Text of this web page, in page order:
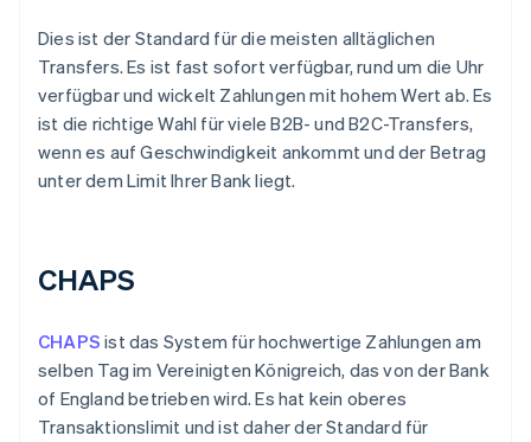
Dies ist der Standard für die meisten alltäglichen
Transfers. Es ist fast sofort verfügbar, rund um die Uhr
verfügbar und wickelt Zahlungen mit hohem Wert ab. Es
ist die richtige Wahl für viele B2B- und B2C-Transfers,
wenn es auf Geschwindigkeit ankommt und der Betrag
unter dem Limit Ihrer Bank liegt.
CHAPS
CHAPS ist das System für hochwertige Zahlungen am
selben Tag im Vereinigten Königreich, das von der Bank
of England betrieben wird. Es hat kein oberes
Transaktionslimit und ist daher der Standard für